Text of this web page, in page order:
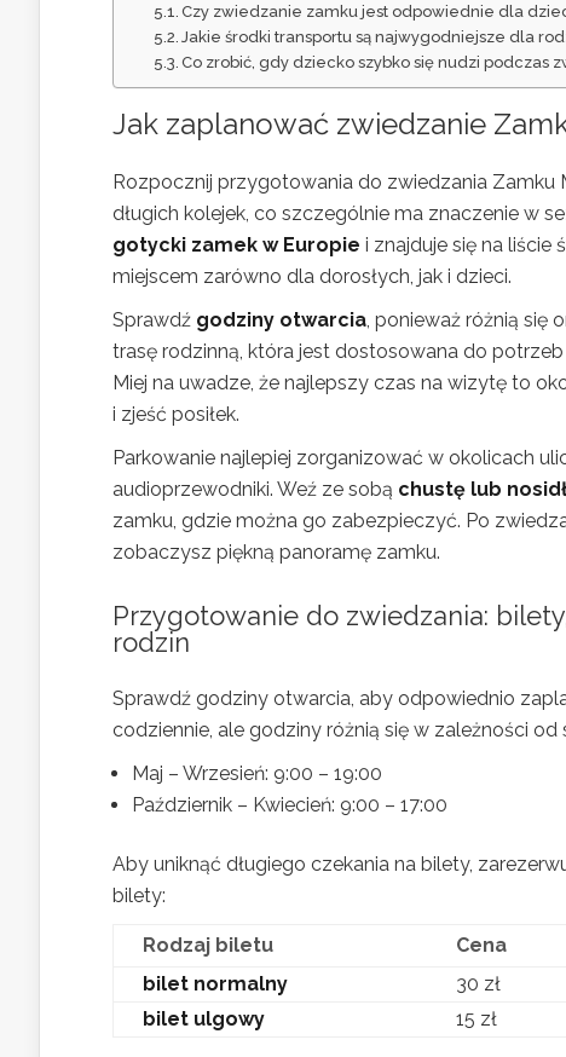
Czy zwiedzanie zamku jest odpowiednie dla
Jakie środki transportu są najwygodniejsze dla
Co zrobić, gdy dziecko szybko się nudzi podczas
Jak zaplanować zwiedzanie
Rozpocznij przygotowania do zwiedzania Zamku
długich kolejek, co szczególnie ma znaczenie w
gotycki zamek w Europie i znajduje się na
miejscem zarówno dla dorosłych, jak i dzieci.
Sprawdź godziny otwarcia , ponieważ różnią
trasę rodzinną, która jest dostosowana do
Miej na uwadze, że najlepszy czas na wizytę to
i zjeść posiłek.
Parkowanie najlepiej zorganizować w okolicach
audioprzewodniki. Weź ze sobą chustę lub
zamku, gdzie można go zabezpieczyć. Po
zobaczysz piękną panoramę zamku.
Przygotowanie do zwiedzania:
rodzin
Sprawdź godziny otwarcia, aby odpowiednio
codziennie, ale godziny różnią się w zależności
Maj – Wrzesień: 9:00 – 19:00
Październik – Kwiecień: 9:00 – 17:00
Aby uniknąć długiego czekania na bilety,
bilety:
Rodzaj biletu Cena
bilet normalny
30 zł
bilet ulgowy
15 zł